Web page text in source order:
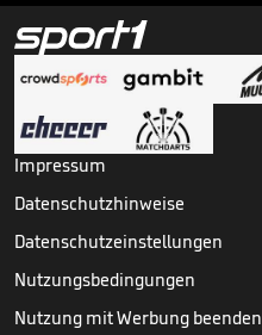
Impressum
Datenschutzhinweise
Datenschutzeinstellungen
Nutzungsbedingungen
Nutzung mit Werbung beenden